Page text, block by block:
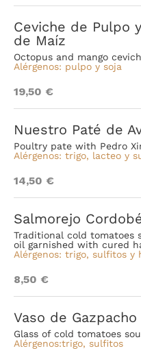
Ceviche de Pulpo
de Maíz
Octopus and mango
Alérgenos: pulpo y soja
19,50 €
Nuestro Paté de
Poultry pate with Pedro
Alérgenos: trigo, lacteo y
14,50 €
Salmorejo
Traditional cold tomatoes
oil garnished with cured
Alérgenos: trigo, sulfitos y
8,50 €
Vaso de Gazpacho
Glass of cold tomatoes
Alérgenos:trigo, sulfitos